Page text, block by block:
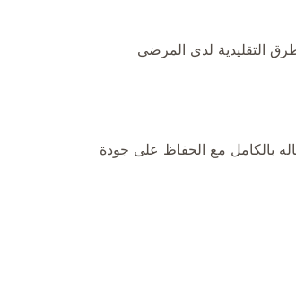
التقليدية لدى المرضى
بالكامل مع الحفاظ على جودة